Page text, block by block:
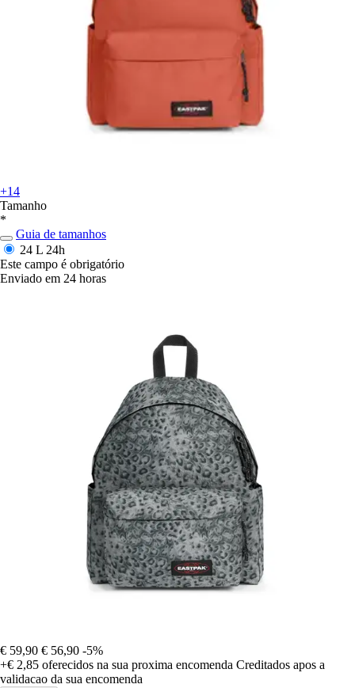
+14
Tamanho
*
Guia de tamanhos
24 L 24h
Este campo é obrigatório
Enviado em 24 horas
€ 59,90 € 56,90 -5%
+€ 2,85 oferecidos na sua proxima encomenda Creditados apos a
validacao da sua encomenda